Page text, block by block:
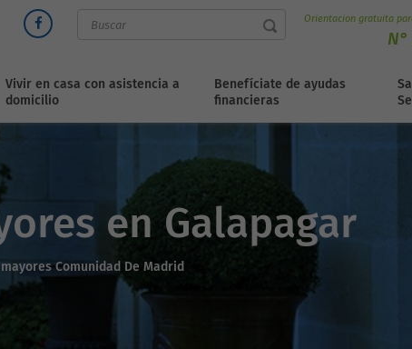
Orientacion gratuita
N°
Vivir en casa con asistencia a
domicilio
Benefíciate de ayudas
financieras
en Galapagar
Comunidad De Madrid